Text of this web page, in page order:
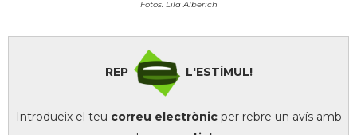
Fotos: Lila Alberich
REP L'ESTÍMUL!
Introdueix el teu correu electrònicper rebre un avís amb